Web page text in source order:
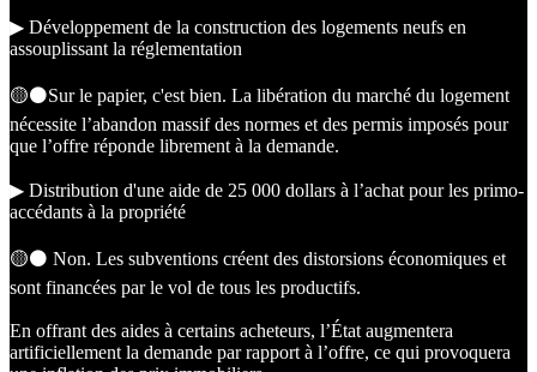
▶︎ Développement de la construction des logements neufs en
assouplissant la réglementation
🟡⚫️Sur le papier, c'est bien. La libération du marché du logement
nécessite l’abandon massif des normes et des permis imposés pour
que l’offre réponde librement à la demande.
▶︎ Distribution d'une aide de 25 000 dollars à l’achat pour les primo-
accédants à la propriété
🟡⚫️ Non. Les subventions créent des distorsions économiques et
sont financées par le vol de tous les productifs.
En offrant des aides à certains acheteurs, l’État augmentera
artificiellement la demande par rapport à l’offre, ce qui provoquera